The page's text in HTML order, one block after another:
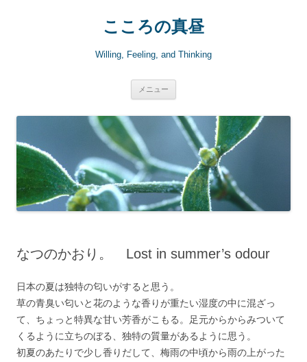
こころの真昼
Willing, Feeling, and Thinking
メニュー
ツ
へ
ス
プ
なつのかおり。 Lost in summer’s odour
日本の夏は独特の匂いがすると思う。
草の青臭い匂いと花のような香りが重たい湿度の中に混ざっ
て、ちょっと特異な甘い芳香がこもる。足元からからみついて
くるように立ちのぼる、独特の質量があるように思う。
初夏のあたりで少し香りだして、梅雨の中頃から雨の上がった